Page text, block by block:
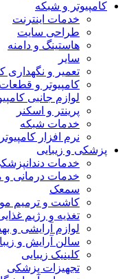
کامپیوتر و شبکه
خدمات اینترنت
طراحی سایت
هاستینگ و دامنه
سایر
تعمیر و نگهداری
کامپیوتر و قطعات
لوازم جانبی
پرینتر و اسکنر
خدمات شبکه
نرم افزار کامپیوتر
پزشکی و زیبایی
خدمات
خدمات درمانی و
سمعک
کاشت و ترمیم مو
تغذیه و رژیم
لوازم آرایشی و
سالن آرایش و
کلینیک زیبایی
تجهیزات پزشکی